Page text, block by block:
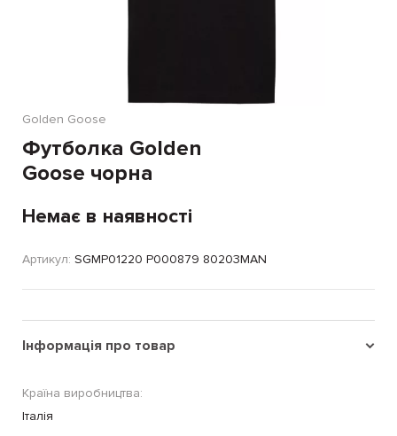
Golden Goose
Футболка Golden
Goose чорна
Немає в наявності
Артикул: SGMP01220 P000879 80203MAN
Інформація про товар
Країна виробництва:
Італія